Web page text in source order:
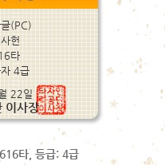
타, 등급: 4급